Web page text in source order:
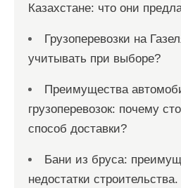
Казахстане: что они
Грузоперевозки на
учитывать при выборе?
Преимущества
грузоперевозок: почему
способ доставки?
Бани из бруса:
недостатки строительства.